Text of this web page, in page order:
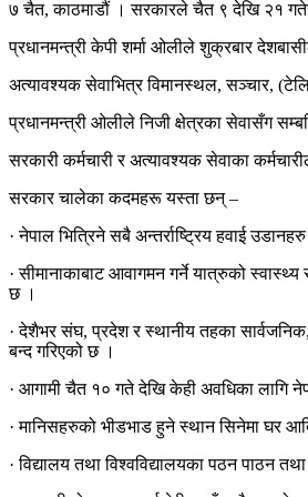
७ चैत, काठमाडौं । सरकारले चैत ९ देखि २१
प्रधानमन्त्री केपी शर्मा ओलीले शुक्रबार
अत्यावश्यक सेवाभित्र विमानस्थल, सञ्चार,
प्रधानमन्त्री ओलीले निजी क्षेत्रका सेवासँग
सरकारी कर्मचारी र अत्यावश्यक सेवाका
सरकार चालेका कदमहरू यस्ता छन् –
· नेपाल भित्रिने सबै अन्तर्राष्ट्रिय हवाई
· सीमानाकाबाट आवागमन गर्ने यात्रुको
छ ।
· देशैभर संघ, प्रदेश र स्थानीय तहका
बन्द गरिएको छ ।
· आगामी चैत १० गते देखि केही अवधिका लागि
· मानिसहरुको भीडभाड हुने स्थान सिनेमा घर
· विद्यालय तथा विश्वविद्यालयका पठन पाठन